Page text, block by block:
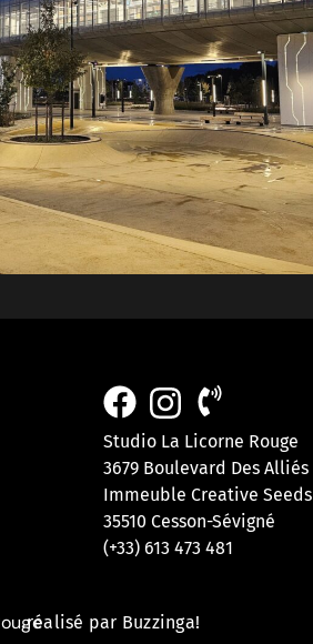
Studio La Licorne Rouge
3679 Boulevard Des Alliés
Immeuble Creative Seeds
35510 Cesson-Sévigné
(+33) 613 473 481
réalisé par Buzzinga!